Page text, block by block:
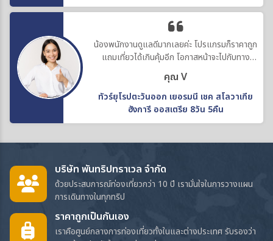
น้องพนักงานดูแลดีมากเลยค่ะ โปรแกรมก็ราคาถูก
แถมเที่ยวได้เกินคุ้มอีก โอกาสหน้าจะไปกับทาง
บริษัทอีกค่ะ
คุณ V
ทัวร์ยุโรปตะวันออก เยอรมนี เชค สโลวาเกีย
ฮังการี ออสเตรีย 8วัน 5คืน
บริษัท พันทริปทราเวล จำกัด
ด้วยประสบการณ์ท่องเที่ยวกว่า 10 ปี เรามั่นใจในการวางแผน
การเดินทางในทุกทริป
ราคาถูกเป็นกันเอง
เราคือศูนย์กลางการท่องเที่ยวทั้งในและต่างประเทศ รับรองว่า